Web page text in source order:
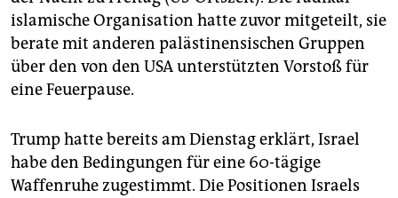
islamische Organisation hatte zuvor mitgeteilt, sie
berate mit anderen palästinensischen Gruppen
über den von den USA unterstützten Vorstoß für
eine Feuerpause.
Trump hatte bereits am Dienstag erklärt, Israel
habe den Bedingungen für eine 60-tägige
Waffenruhe zugestimmt. Die Positionen Israels